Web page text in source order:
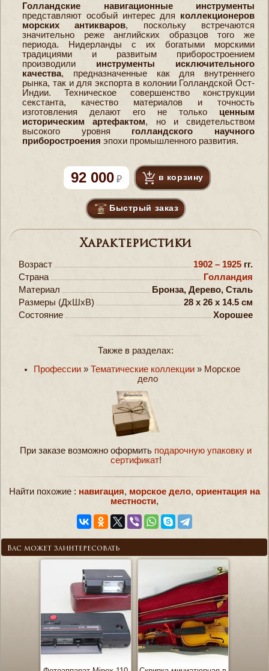
Голландские навигационные инструменты
представляют особый интерес для коллекционеров
морских антикваров, поскольку встречаются
значительно реже английских образцов того же
периода. Нидерланды с их богатыми морскими
традициями и развитым приборостроением
производили инструменты исключительного
качества, предназначенные как для внутреннего
рынка, так и для экспорта в колонии Голландской Ост-
Индии. Техническое совершенство конструкции
секстанта, качество материалов и точность
изготовления делают его не только ценным
историческим артефактом, но и свидетельством
высокого уровня голландского научного
приборостроения эпохи промышленного развития.
92 000 в корзину
Быстрый заказ
Характеристики
Возраст 1902 – 1925 гг.
Страна
Голландия
Материал
Бронза, Дерево, Сталь
Размеры (ДxШxВ)
28 x 26 x 14.5 см
Состояние
Хорошее
Также в разделах:
Профессии » Тематические коллекции » Морское
дело
При заказе возможно оформить подарочную упаковку и
сертификат!
Найти похожие : навигация, морское дело, ориентация на
местности,
Вас может заинтересовать